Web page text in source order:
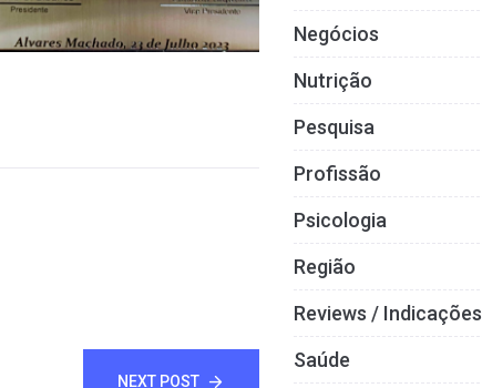
NEXT POST
Negócios
Nutrição
Pesquisa
Profissão
Psicologia
Região
Reviews / Indicações
Saúde